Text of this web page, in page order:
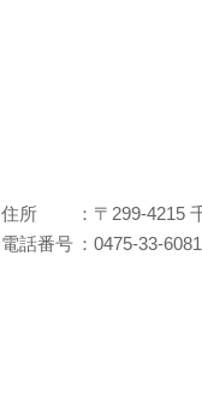
住所
：〒299-4215
電話番号 ：0475-33-6081